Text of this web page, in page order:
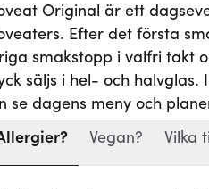
Original är ett
Efter det första
smakstopp i valfri takt
säljs i hel- och
se dagens meny och
Vegan? Vilka